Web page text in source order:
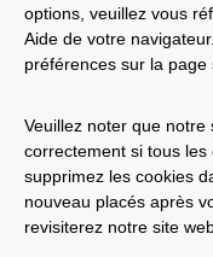
options, veuillez vous
Aide de votre
préférences sur la page
Veuillez noter que
correctement si tous
supprimez les cookies
nouveau placés après
revisiterez notre site